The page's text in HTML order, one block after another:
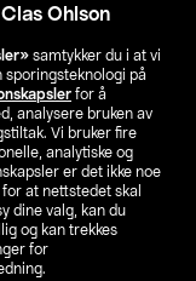
Ohlson
samtykker du i at vi
sporingsteknologi på
for å
analysere bruken av
Vi bruker fire
analytiske og
er det ikke noe
at nettstedet skal
dine valg, kan du
og kan trekkes
for